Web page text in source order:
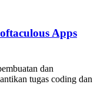
Apps
dan
tugas coding dan